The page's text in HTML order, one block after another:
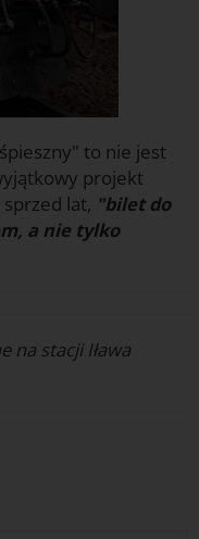
to nie jest
projekt
lat, "bilet do
a nie tylko
na stacji Iława